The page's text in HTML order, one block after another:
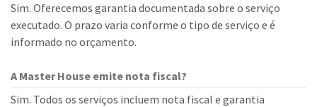
Sim. Oferecemos garantia documentada sobre o serviço
executado. O prazo varia conforme o tipo de serviço e é
informado no orçamento.
A Master House emite nota fiscal?
Sim. Todos os serviços incluem nota fiscal e garantia